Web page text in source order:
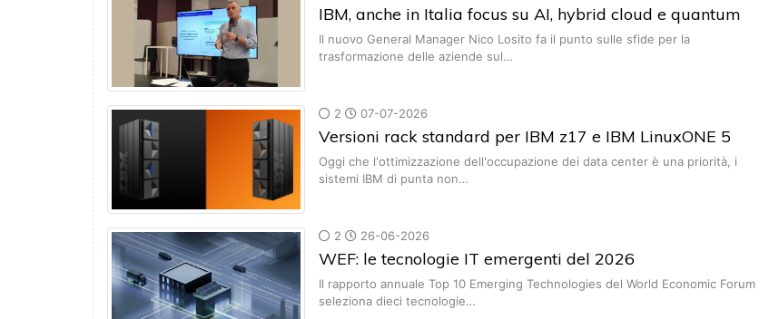
IBM, anche in Italia focus su AI, hybrid cloud e quantum
Il nuovo General Manager Nico Losito fa il punto sulle sfide per la
trasformazione delle aziende sul…
2 07-07-2026
Versioni rack standard per IBM z17 e IBM LinuxONE 5
Oggi che l'ottimizzazione dell'occupazione dei data center è una priorità, i
sistemi IBM di punta non…
2 26-06-2026
WEF: le tecnologie IT emergenti del 2026
Il rapporto annuale Top 10 Emerging Technologies del World Economic Forum
seleziona dieci tecnologie…